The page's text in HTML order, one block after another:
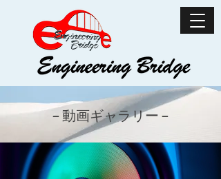
− ​​動画ギャラリー −